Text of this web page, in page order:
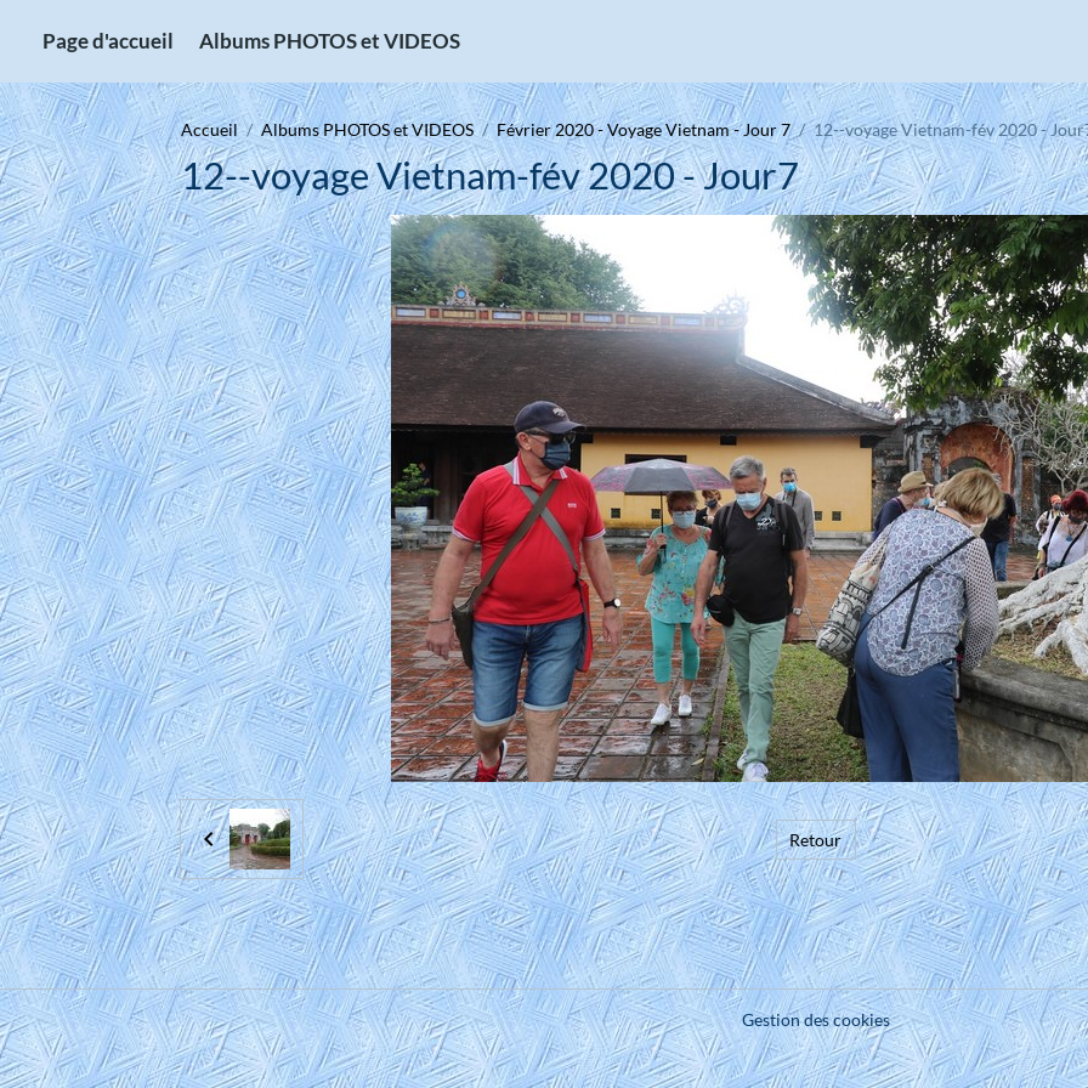
Page d'accueil Albums PHOTOS et VIDEOS
Accueil Albums PHOTOS et VIDEOS Février 2020 - Voyage Vietnam - Jour 7 12--voyage Vietnam-fév 2020 -
12--voyage Vietnam-fév 2020 - Jour7
Retour
Gestion des cookies